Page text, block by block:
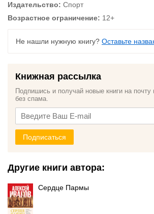
Издательство: Спорт
Возрастное ограничение: 12+
Не нашли нужную книгу? Оставьте
Книжная рассылка
Подпишись и получай новые книги на
без спама.
Подписаться
Другие книги автора:
Сердце Пармы